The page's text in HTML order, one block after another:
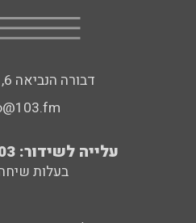
דבורה הנביאה 6, רמת השרון
עלייה לשידור: 0552-103-103
בעלות